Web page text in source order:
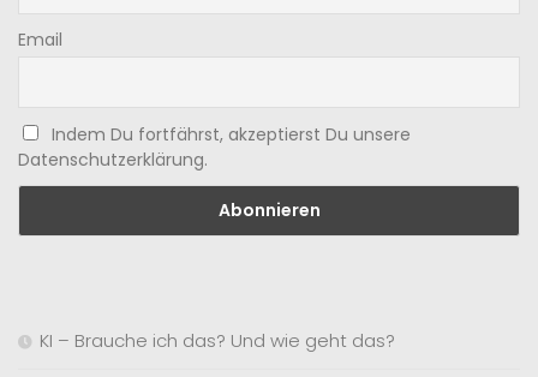
Email
Indem Du fortfährst, akzeptierst Du unsere
Datenschutzerklärung.
KI – Brauche ich das? Und wie geht das?